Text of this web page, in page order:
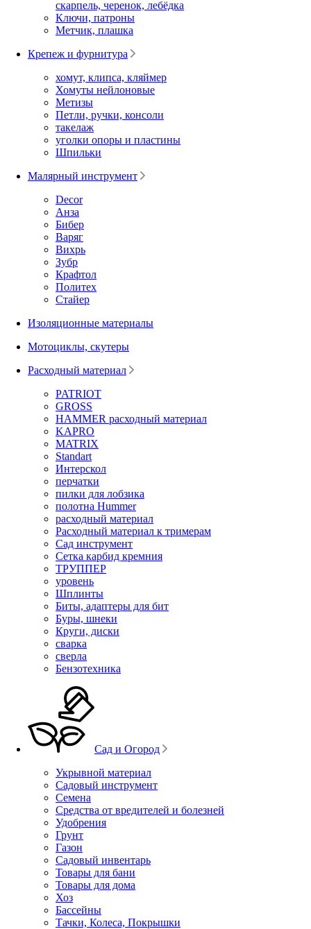
скарпель, черенок, лебёдка
Ключи, патроны
Метчик, плашка
Крепеж и фурнитура
хомут, клипса, кляймер
Хомуты нейлоновые
Метизы
Петли, ручки, консоли
такелаж
уголки опоры и пластины
Шпильки
Малярный инструмент
Decor
Анза
Бибер
Варяг
Вихрь
Зубр
Крафтол
Политех
Стайер
Изоляционные материалы
Мотоциклы, скутеры
Расходный материал
PATRIOT
GROSS
HAMMER расходный материал
KAPRO
MATRIX
Standart
Интерскол
перчатки
пилки для лобзика
полотна Hummer
расходный материал
Расходный материал к тримерам
Сад инструмент
Сетка карбид кремния
ТРУППЕР
уровень
Шплинты
Биты, адаптеры для бит
Буры, шнеки
Круги, диски
сварка
сверла
Бензотехника
Сад и Огород
Укрывной материал
Садовый инструмент
Семена
Средства от вредителей и болезней
Удобрения
Грунт
Газон
Садовый инвентарь
Товары для бани
Товары для дома
Хоз
Бассейны
Тачки, Колеса, Покрышки